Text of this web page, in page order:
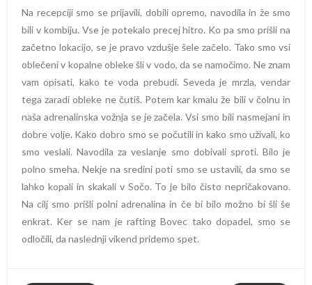
Na recepciji smo se prijavili, dobili opremo, navodila in že smo
bili v kombiju. Vse je potekalo precej hitro. Ko pa smo prišli na
začetno lokacijo, se je pravo vzdušje šele začelo. Tako smo vsi
oblečeni v kopalne obleke šli v vodo, da se namočimo. Ne znam
vam opisati, kako te voda prebudi. Seveda je mrzla, vendar
tega zaradi obleke ne čutiš. Potem kar kmalu že bili v čolnu in
naša adrenalinska vožnja se je začela. Vsi smo bili nasmejani in
dobre volje. Kako dobro smo se počutili in kako smo uživali, ko
smo veslali. Navodila za veslanje smo dobivali sproti. Bilo je
polno smeha. Nekje na sredini poti smo se ustavili, da smo se
lahko kopali in skakali v Sočo. To je bilo čisto nepričakovano.
Na cilj smo prišli polni adrenalina in če bi bilo možno bi šli še
enkrat. Ker se nam je rafting Bovec tako dopadel, smo se
odločili, da naslednji vikend pridemo spet.